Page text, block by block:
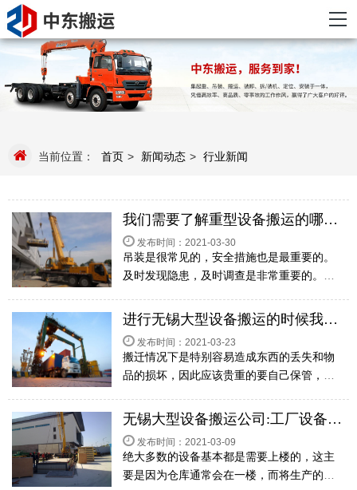
当前位置： 首页 > 新闻动态 > 行业新闻
我们需要了解重型设备搬运的哪些操作要求?
发布时间：2021-03-30
吊装是很常见的，安全措施也是最重要的。
及时发现隐患，及时调查是非常重要的。特
非常大的，所以要做好各项保障措施，按照
正确的方法来实施。今天无锡设备搬运厂家
中东搬运就...
进行无锡大型设备搬运的时候我们要遵守哪些要求？
发布时间：2021-03-23
搬迁情况下是特别容易造成东西的丢失和物
品的损坏，因此应该贵重的要自己保管，与
尤其是在运输的全过程中，有很多的事项是
应该我们重视的，这样就能够保障不容易损
坏东西。下...
无锡大型设备搬运公司:工厂设备在搬运的时候需要遵守哪些原则？
发布时间：2021-03-09
绝大多数的设备基本都是需要上楼的，这主
要是因为仓库通常会在一楼，而将生产的设